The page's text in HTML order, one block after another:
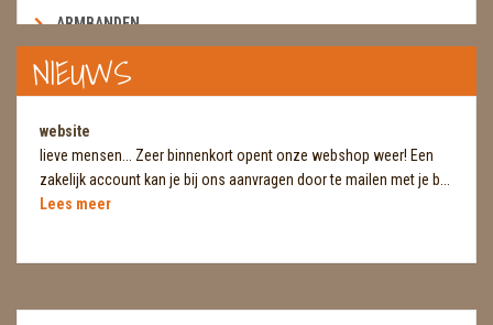
ARMBANDEN
BOEKEN & KAARTEN E.A.R.T.H.
BROEKZAKSTENEN
CADEAUBONNEN
DIERTJES
DIVERSE
NIEUWS
website
lieve mensen... Zeer binnenkort opent onze webshop weer! Een
zakelijk account kan je bij ons aanvragen door te mailen met je b...
Lees meer